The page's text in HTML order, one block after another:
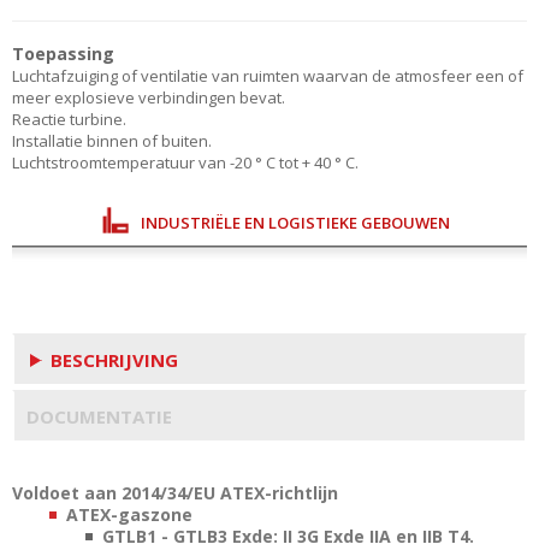
Toepassing
Luchtafzuiging of ventilatie van ruimten waarvan de atmosfeer een of
meer explosieve verbindingen bevat.
Reactie turbine.
Installatie binnen of buiten.
Luchtstroomtemperatuur van -20 ° C tot + 40 ° C.
INDUSTRIËLE EN LOGISTIEKE GEBOUWEN
BESCHRIJVING
DOCUMENTATIE
Voldoet aan 2014/34/EU ATEX-richtlijn
ATEX-gaszone
GTLB1 - GTLB3 Exde: II 3G Exde IIA en IIB T4.